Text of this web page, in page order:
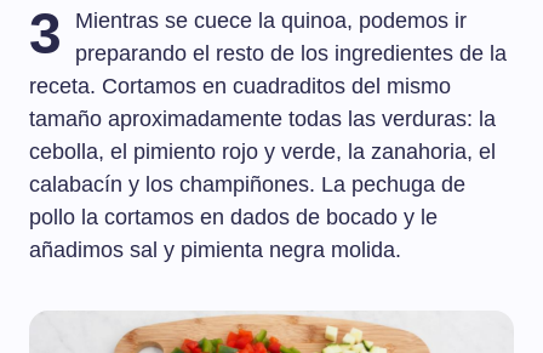
3
Mientras se cuece la quinoa, podemos ir
preparando el resto de los ingredientes de la
receta. Cortamos en cuadraditos del mismo
tamaño aproximadamente todas las verduras: la
cebolla, el pimiento rojo y verde, la zanahoria, el
calabacín y los champiñones. La pechuga de
pollo la cortamos en dados de bocado y le
añadimos sal y pimienta negra molida.